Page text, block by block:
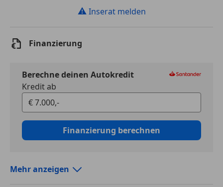
⚠ Inserat melden
Finanzierung
Berechne deinen Autokredit
Kredit ab
Finanzierung berechnen
Mehr anzeigen